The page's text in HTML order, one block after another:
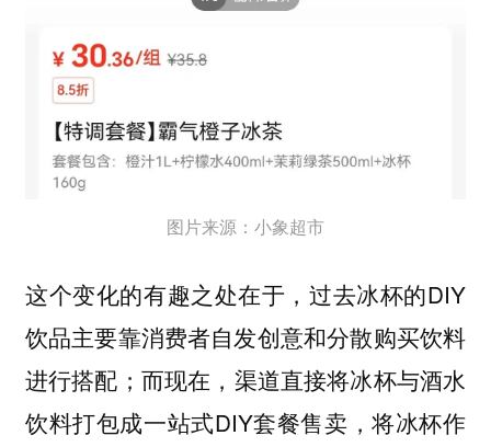
图片来源：小象超市
这个变化的有趣之处在于，过去冰杯的DIY
饮品主要靠消费者自发创意和分散购买饮料
进行搭配；而现在，渠道直接将冰杯与酒水
饮料打包成一站式DIY套餐售卖，将冰杯作